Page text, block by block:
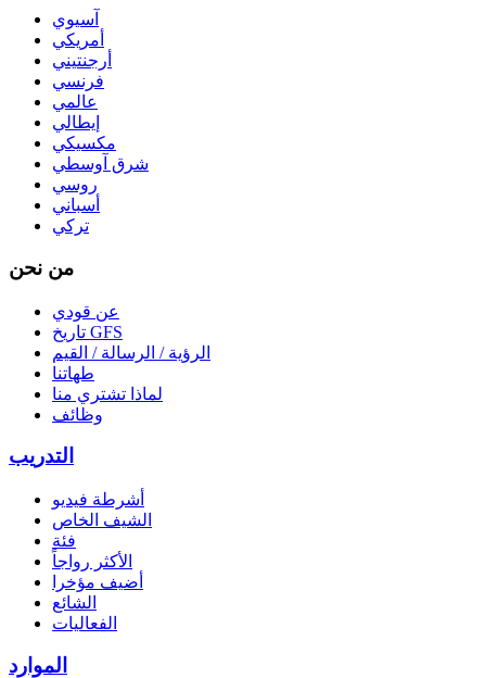
آسيوي
أمريكي
أرجنتيني
فرنسي
عالمي
إيطالي
مكسيكي
شرق آوسطي
روسي
أسباني
تركي
من نحن
عن قودي
تاريخ GFS
الرؤية / الرسالة / القيم
طهاتنا
لماذا تشتري منا
وظائف
التدريب
أشرطة فيديو
الشيف الخاص
فئة
الأكثر رواجاً
أضيف مؤخرا
الشائع
الفعاليات
الموارد